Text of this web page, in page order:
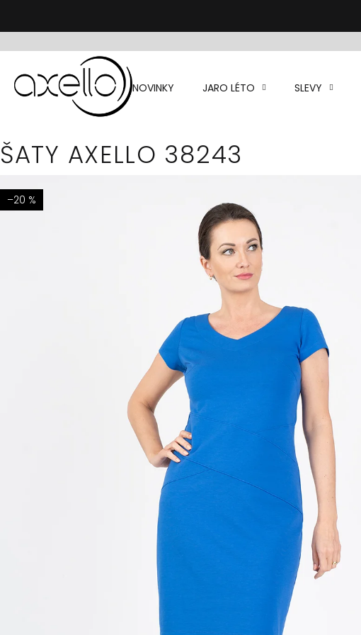
obsah
NOVINKY JARO LÉTO SLEVY
ŠATY AXELLO 38243
–20 %